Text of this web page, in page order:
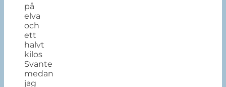
på
elva
och
ett
halvt
kilos
Svante
medan
jag